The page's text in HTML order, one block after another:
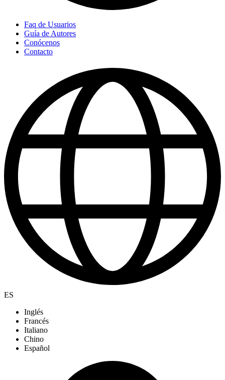
Faq de Usuarios
Guía de Autores
Conócenos
Contacto
ES
Inglés
Francés
Italiano
Chino
Español